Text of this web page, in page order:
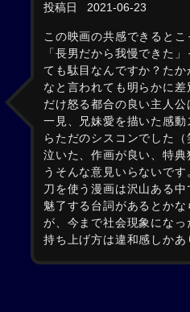
投稿日
2021-06-23
この映画の共感できると
「長男だから我慢できた
ても駄目なんですか？た
なと言われても明らかに
だけ怒る都合の良い主人公
一見、兄妹愛を描いた感
らただのシスコンでした（
泣いた、作画が良い、特
うそんな意見いらないです
刀を使う漫画は沢山ある
魅了する台詞があるとか
が、今まで社会現象にな
持ち上げ方は違和感しかあ